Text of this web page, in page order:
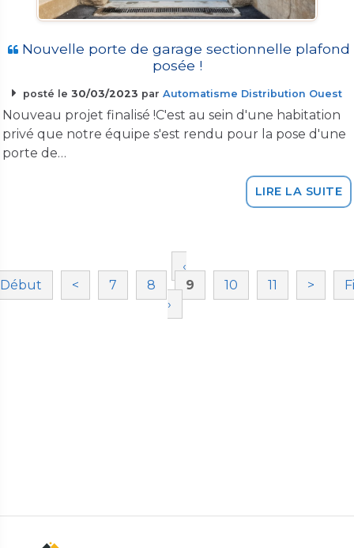
Nouvelle porte de garage sectionnelle plafond
posée !
posté le 30/03/2023 par Automatisme Distribution Ouest
Nouveau projet finalisé !C'est au sein d'une habitation
privé que notre équipe s'est rendu pour la pose d'une
porte de…
LIRE LA SUITE
‹
Début
< 7 8 9 10 11 >
›